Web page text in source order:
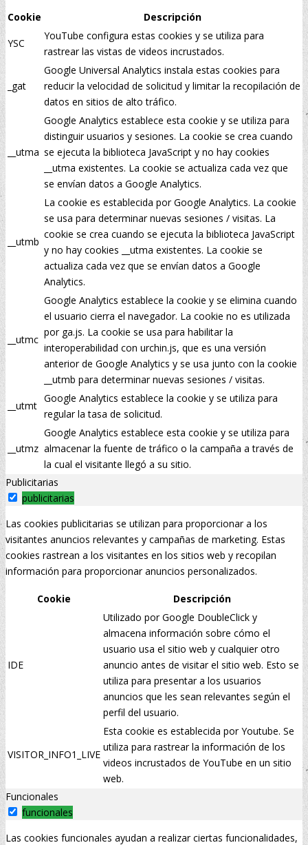
Cookie
Descripción
YSC
YouTube configura estas cookies y se utiliza para
rastrear las vistas de videos incrustados.
_gat
Google Universal Analytics instala estas cookies para
reducir la velocidad de solicitud y limitar la recopilación de
datos en sitios de alto tráfico.
__utma
Google Analytics establece esta cookie y se utiliza para
distinguir usuarios y sesiones. La cookie se crea cuando
se ejecuta la biblioteca JavaScript y no hay cookies
__utma existentes. La cookie se actualiza cada vez que
se envían datos a Google Analytics.
__utmb
La cookie es establecida por Google Analytics. La cookie
se usa para determinar nuevas sesiones / visitas. La
cookie se crea cuando se ejecuta la biblioteca JavaScript
y no hay cookies __utma existentes. La cookie se
actualiza cada vez que se envían datos a Google
Analytics.
__utmc
Google Analytics establece la cookie y se elimina cuando
el usuario cierra el navegador. La cookie no es utilizada
por ga.js. La cookie se usa para habilitar la
interoperabilidad con urchin.js, que es una versión
anterior de Google Analytics y se usa junto con la cookie
__utmb para determinar nuevas sesiones / visitas.
__utmt
Google Analytics establece la cookie y se utiliza para
regular la tasa de solicitud.
__utmz
Google Analytics establece esta cookie y se utiliza para
almacenar la fuente de tráfico o la campaña a través de
la cual el visitante llegó a su sitio.
Publicitarias
publicitarias
Las cookies publicitarias se utilizan para proporcionar a los
visitantes anuncios relevantes y campañas de marketing. Estas
cookies rastrean a los visitantes en los sitios web y recopilan
información para proporcionar anuncios personalizados.
Cookie Descripción
IDE
Utilizado por Google DoubleClick y
almacena información sobre cómo el
usuario usa el sitio web y cualquier otro
anuncio antes de visitar el sitio web. Esto se
utiliza para presentar a los usuarios
anuncios que les sean relevantes según el
perfil del usuario.
VISITOR_INFO1_LIVE
Esta cookie es establecida por Youtube. Se
utiliza para rastrear la información de los
videos incrustados de YouTube en un sitio
web.
Funcionales
funcionales
Las cookies funcionales ayudan a realizar ciertas funcionalidades,